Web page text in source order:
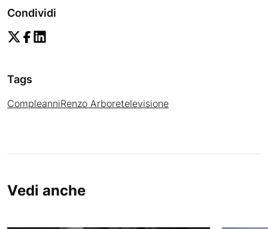
Condividi
Tags
CompleanniRenzo Arboretelevisione
Vedi anche